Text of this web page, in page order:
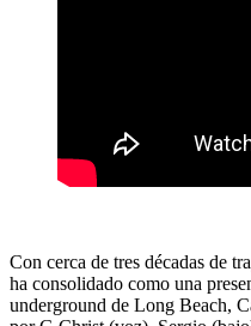
Con cerca de tres décadas de
ha consolidado como una
underground de Long Beach,